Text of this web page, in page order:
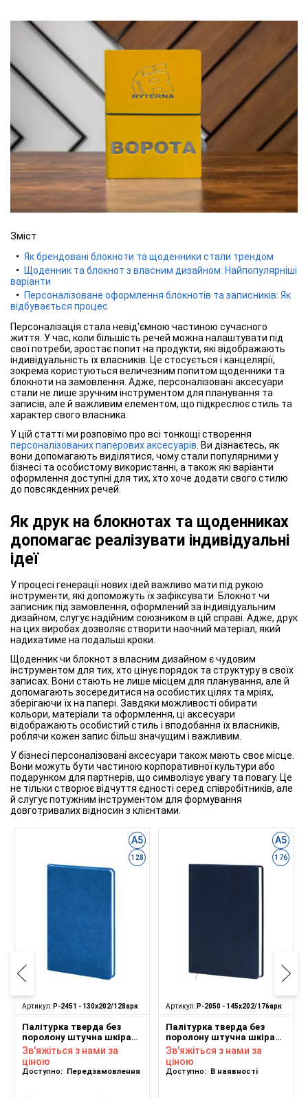
Зміст
Як брендовані блокноти та щоденники стали трендом
Щоденник та блокнот з власним дизайном: Найпопулярніші
варіанти
Персоналізоване оформлення блокнотів та записників: Як
відбувається процес
Персоналізація стала невід'ємною частиною сучасного
життя. У час, коли більшість речей можна налаштувати під
свої потреби, зростає попит на продукти, які відображають
індивідуальність їх власників. Це стосується і канцелярії,
зокрема користуються величезним попитом щоденники та
блокноти на замовлення. Адже, персоналізовані аксесуари
стали не лише зручним інструментом для планування та
записів, але й важливим елементом, що підкреслює стиль та
характер свого власника.
У цій статті ми розповімо про всі тонкощі створення
персоналізованих паперових аксесуарів. Ви дізнаєтесь, як
вони допомагають виділятися, чому стали популярними у
бізнесі та особистому використанні, а також які варіанти
оформлення доступні для тих, хто хоче додати свого стилю
до повсякденних речей.
Як друк на блокнотах та щоденниках
допомагає реалізувати індивідуальні
ідеї
У процесі генерації нових ідей важливо мати під рукою
інструменти, які допоможуть їх зафіксувати. Блокнот чи
записник під замовлення, оформлений за індивідуальним
дизайном, слугує надійним союзником в цій справі. Адже, друк
на цих виробах дозволяє створити наочний матеріал, який
надихатиме на подальші кроки.
Щоденник чи блокнот з власним дизайном є чудовим
інструментом для тих, хто цінує порядок та структуру в своїх
записах. Вони стають не лише місцем для планування, але й
допомагають зосередитися на особистих цілях та мріях,
зберігаючи їх на папері. Завдяки можливості обирати
кольори, матеріали та оформлення, ці аксесуари
відображають особистий стиль і вподобання їх власників,
роблячи кожен запис більш значущим і важливим.
У бізнесі персоналізовані аксесуари також мають своє місце.
Вони можуть бути частиною корпоративної культури або
подарунком для партнерів, що символізує увагу та повагу. Це
не тільки створює відчуття єдності серед співробітників, але
й слугує потужним інструментом для формування
довготривалих відносин з клієнтами.
А5
128
Артикул: P-2451 - 130х202/128арк
Палітурка тверда без
поролону штучна шкіра
блакитна Nadir B915 для
блоку ф. 130х202 128
аркушів
Зв'яжіться з нами за
ціною
Доступно: Передзамовлення
А5
176
Артикул: P-2050 - 145х202/176арк
Палітурка тверда без
поролону штучна шкіра
синя Vivella 4716 для
блоку ф. 145х202 176
аркушів
Зв'яжіться з нами за
ціною
Доступно: В наявності